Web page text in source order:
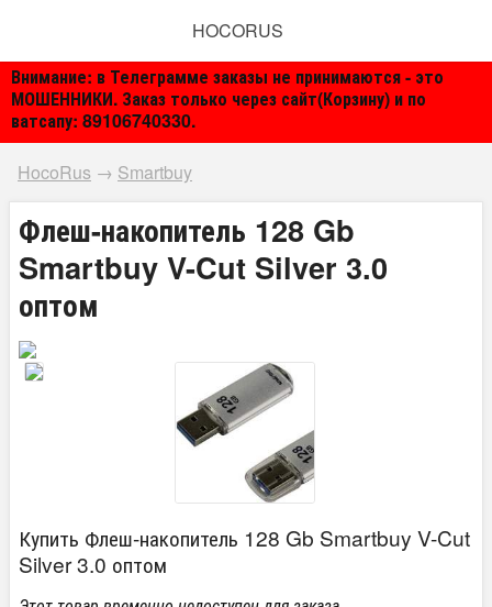
Внимание: в Телеграмме заказы не принимаются - это
МОШЕННИКИ. Заказ только через сайт(Корзину) и по
ватсапу: 89106740330.
HOCORUS
HocoRus → Smartbuy
Флеш-накопитель 128 Gb
Smartbuy V-Cut Silver 3.0
оптом
Купить Флеш-накопитель 128 Gb Smartbuy V-Cut
Silver 3.0 оптом